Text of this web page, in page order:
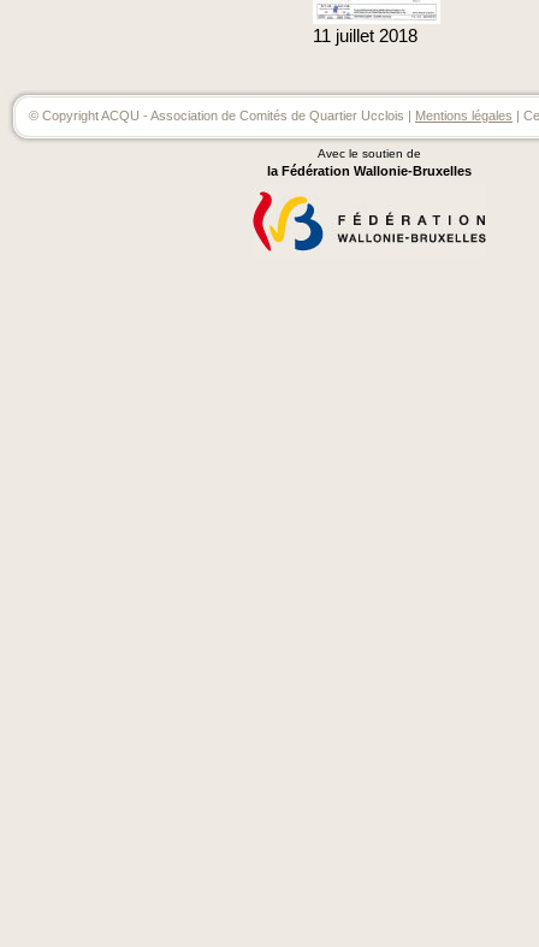
11 juillet 2018
© Copyright ACQU - Association de Comités de Quartier Ucclois | Mentions légales |
Avec le soutien de
la Fédération Wallonie-Bruxelles